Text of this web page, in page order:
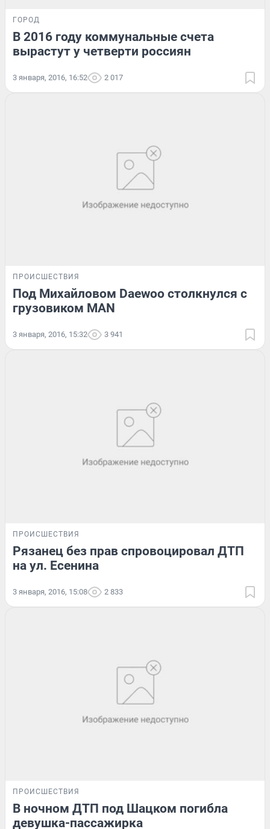
ГОРОД
В 2016 году коммунальные счета
вырастут у четверти россиян
3 января, 2016, 16:52 2 017
ПРОИСШЕСТВИЯ
Под Михайловом Daewoo столкнулся с
грузовиком MAN
3 января, 2016, 15:32 3 941
ПРОИСШЕСТВИЯ
Рязанец без прав спровоцировал ДТП
на ул. Есенина
3 января, 2016, 15:08 2 833
ПРОИСШЕСТВИЯ
В ночном ДТП под Шацком погибла
девушка-пассажирка